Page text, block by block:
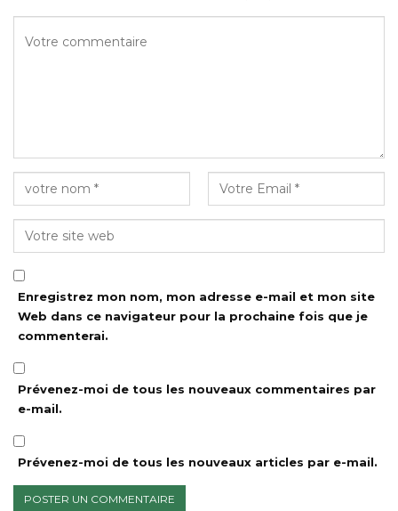
Enregistrez mon nom, mon adresse e-mail et mon site
Web dans ce navigateur pour la prochaine fois que je
commenterai.
Prévenez-moi de tous les nouveaux commentaires par
e-mail.
Prévenez-moi de tous les nouveaux articles par e-mail.